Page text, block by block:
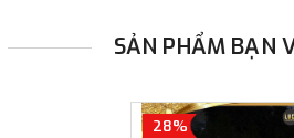
SẢN PHẨM BẠN
28%